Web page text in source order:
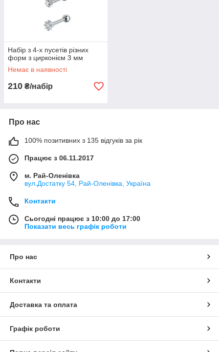
Набір з 4-х пусетів різних
форм з цирконієм 3 мм
Немає в наявності
210 ₴/набір
Про нас
100% позитивних з 135 відгуків за рік
Працює з 06.11.2017
м. Рай-Оленівка
вул.Достатку 54, Рай-Оленівка, Україна
Контакти
Сьогодні працює з 10:00 до 17:00
Показати весь графік роботи
Про нас
Контакти
Доставка та оплата
Графік роботи